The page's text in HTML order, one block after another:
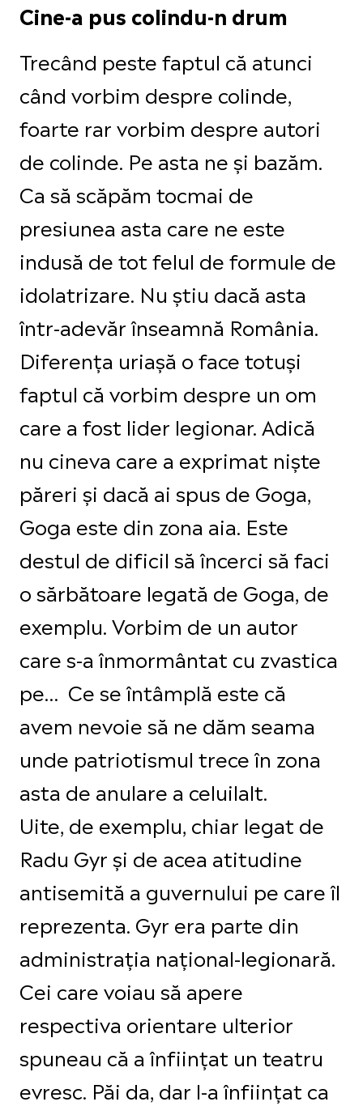
Cine-a pus colindu-n drum
Trecând peste faptul că atunci
când vorbim despre colinde,
foarte rar vorbim despre autori
de colinde. Pe asta ne și bazăm.
Ca să scăpăm tocmai de
presiunea asta care ne este
indusă de tot felul de formule de
idolatrizare. Nu știu dacă asta
într-adevăr înseamnă România.
Diferența uriașă o face totuși
faptul că vorbim despre un om
care a fost lider legionar. Adică
nu cineva care a exprimat niște
păreri și dacă ai spus de Goga,
Goga este din zona aia. Este
destul de dificil să încerci să faci
o sărbătoare legată de Goga, de
exemplu.Vorbim de un autor
care s-a înmormântat cu zvastica
pe… Ce se întâmplă este că
avem nevoie să ne dăm seama
unde patriotismul trece în zona
asta de anulare a celuilalt.
Uite, de exemplu, chiar legat de
Radu Gyr și de acea atitudine
antisemită a guvernului pe care îl
reprezenta. Gyr era parte din
administrația național-legionară.
Cei care voiau să apere
respectiva orientare ulterior
spuneau că a înființat un teatru
evresc. Păi da, dar l-a înființat ca